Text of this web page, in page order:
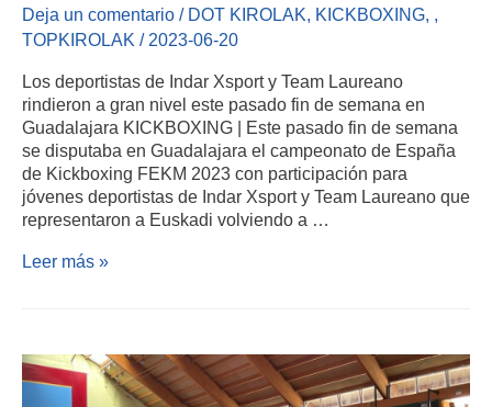
Deja un comentario / DOT KIROLAK, KICKBOXING, ,
TOPKIROLAK / 2023-06-20
Los deportistas de Indar Xsport y Team Laureano
rindieron a gran nivel este pasado fin de semana en
Guadalajara KICKBOXING | Este pasado fin de semana
se disputaba en Guadalajara el campeonato de España
de Kickboxing FEKM 2023 con participación para
jóvenes deportistas de Indar Xsport y Team Laureano que
representaron a Euskadi volviendo a …
Leer más »